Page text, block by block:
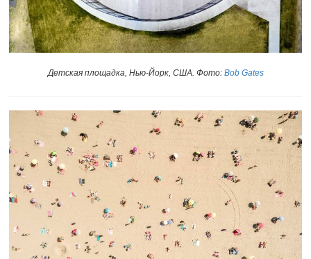
Детская площадка, Нью-Йорк, США. Фото: Bob Gates